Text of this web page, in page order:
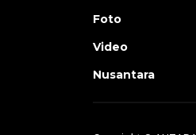
Foto
Video
Nusantara